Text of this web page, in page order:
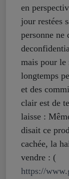
en
jour restées
personne ne
mais pour le
longtemps
et des
clair est de
laisse :
disait ce
cachée, la
vendre : (
https://